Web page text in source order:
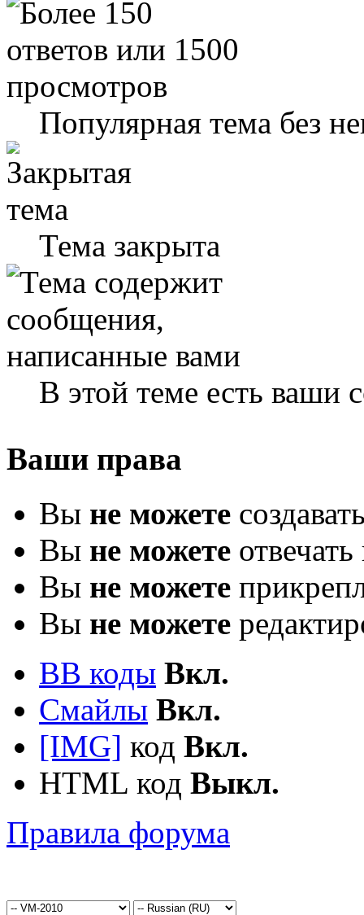
Популярная тема без
Тема закрыта
В этой теме есть ваши
Ваши права
Вы не можете
Вы не можете
Вы не можете
Вы не можете
BB коды Вкл.
Смайлы Вкл.
[IMG] код Вкл.
HTML код Выкл.
Правила форума